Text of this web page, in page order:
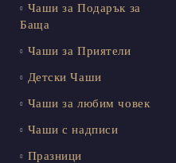
Чаши за Подарък за
Баща
Чаши за Приятели
Детски Чаши
Чаши за любим човек
Чаши с надписи
Празници